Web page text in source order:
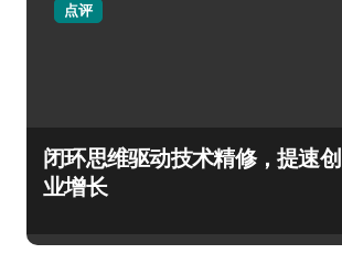
点评
闭环思维驱动技术精修，提速创
业增长